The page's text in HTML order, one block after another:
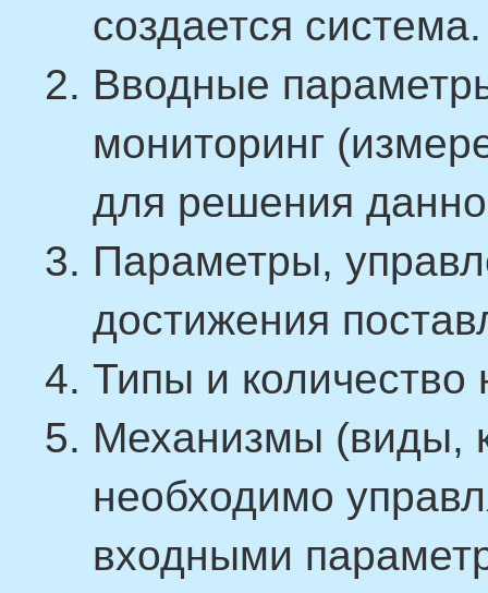
создается система.
Вводные
мониторинг
для решения
Параметры,
достижения
Типы и количество
Механизмы (виды,
необходимо
входными